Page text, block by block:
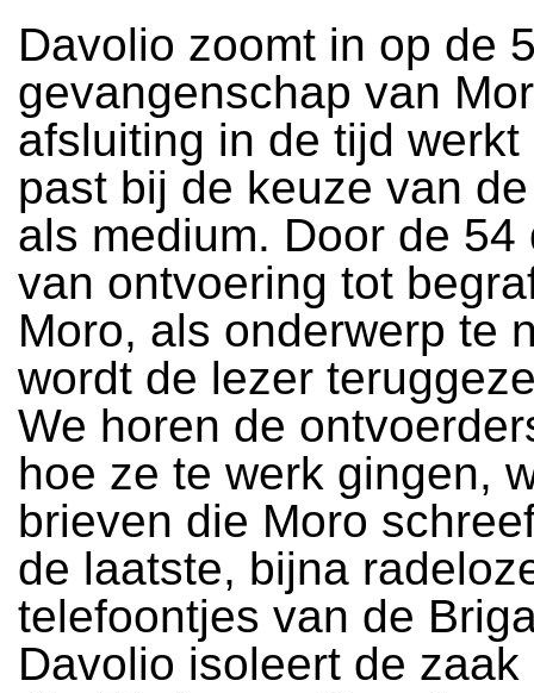
Davolio zoomt in op de
gevangenschap van
afsluiting in de tijd werkt
past bij de keuze van
als medium. Door de 54
van ontvoering tot
Moro, als onderwerp te
wordt de lezer
We horen de
hoe ze te werk gingen,
brieven die Moro
de laatste, bijna
telefoontjes van de
Davolio isoleert de zaak